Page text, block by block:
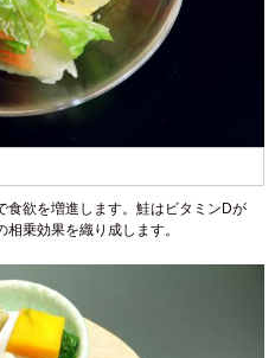
食欲を増進します。鮭はビタミンDが
乗効果を織り成します。